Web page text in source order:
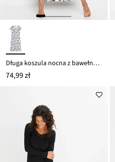
Długa koszula nocna z bawełny organicznej
74,99 zł